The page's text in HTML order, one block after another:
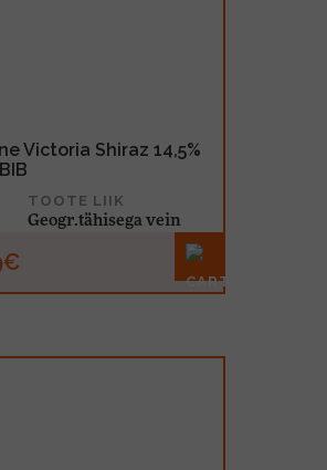
Victoria Shiraz 14,5%
TOOTE LIIK
Geogr.tähisega vein